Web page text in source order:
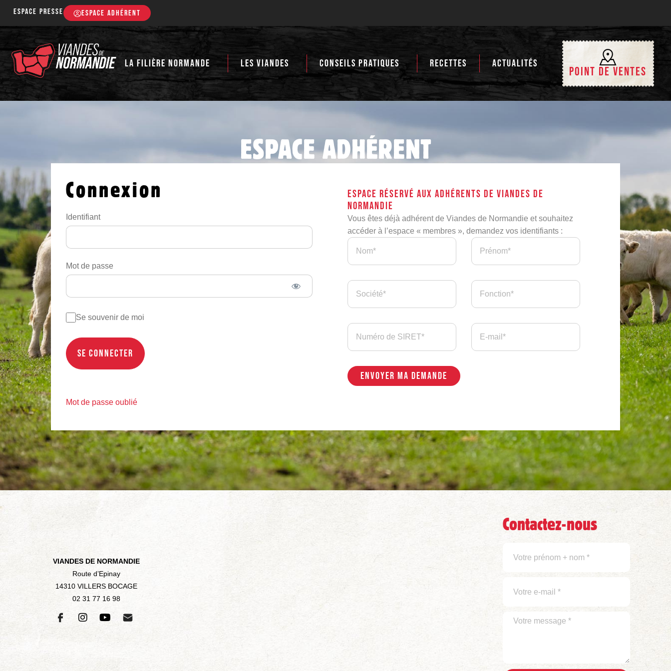
Espace presse ESPACE ADHÉRENT
LA FILIÈRE NORMANDE LES VIANDES CONSEILS PRATIQUES RECETTES ACTUALITÉS
Point de ventes
ESPACE ADHÉRENT
Connexion
Identifiant
Mot de passe
Se souvenir de moi
Mot de passe oublié
ESPACE RÉSERVÉ AUX ADHÉRENTS DE viandes DE
NORMANDIE
Vous êtes déjà adhérent de Viandes de Normandie et souhaitez
accéder à l’espace « membres », demandez vos identifiants :
Envoyer ma demande
VIANDES DE NORMANDIE
Route d’Epinay
14310 VILLERS BOCAGE
02 31 77 16 98
Contactez-nous